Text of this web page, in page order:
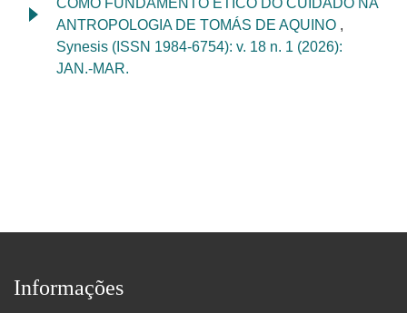
COMO FUNDAMENTO ÉTICO DO CUIDADO NA
ANTROPOLOGIA DE TOMÁS DE AQUINO ,
Synesis (ISSN 1984-6754): v. 18 n. 1 (2026):
JAN.-MAR.
Informações